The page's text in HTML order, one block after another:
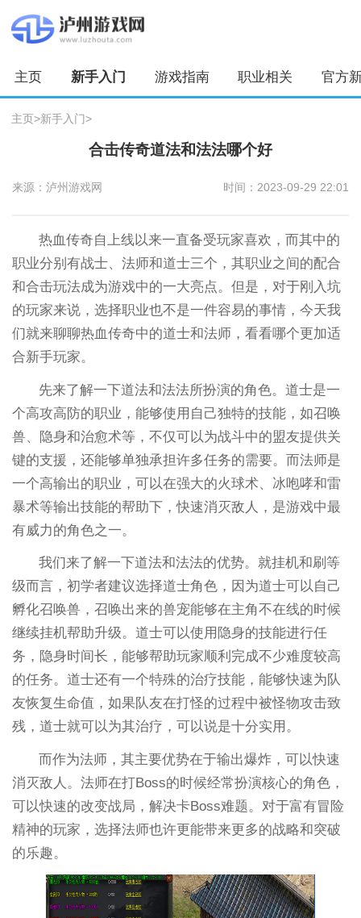
主页 新手入门 游戏指南 职业相关 官方
主页>新手入门>
合击传奇道法和法法哪个好
来源：泸州游戏网 时间：2023-09-29 22:01
热血传奇自上线以来一直备受玩家喜欢，而其中的
职业分别有战士、法师和道士三个，其职业之间的配合
和合击玩法成为游戏中的一大亮点。但是，对于刚入坑
的玩家来说，选择职业也不是一件容易的事情，今天我
们就来聊聊热血传奇中的道士和法师，看看哪个更加适
合新手玩家。
先来了解一下道法和法法所扮演的角色。道士是一
个高攻高防的职业，能够使用自己独特的技能，如召唤
兽、隐身和治愈术等，不仅可以为战斗中的盟友提供关
键的支援，还能够单独承担许多任务的需要。而法师是
一个高输出的职业，可以在强大的火球术、冰咆哮和雷
暴术等输出技能的帮助下，快速消灭敌人，是游戏中最
有威力的角色之一。
我们来了解一下道法和法法的优势。就挂机和刷等
级而言，初学者建议选择道士角色，因为道士可以自己
孵化召唤兽，召唤出来的兽宠能够在主角不在线的时候
继续挂机帮助升级。道士可以使用隐身的技能进行任
务，隐身时间长，能够帮助玩家顺利完成不少难度较高
的任务。道士还有一个特殊的治疗技能，能够快速为队
友恢复生命值，如果队友在打怪的过程中被怪物攻击致
残，道士就可以为其治疗，可以说是十分实用。
而作为法师，其主要优势在于输出爆炸，可以快速
消灭敌人。法师在打Boss的时候经常扮演核心的角色，
可以快速的改变战局，解决卡Boss难题。对于富有冒险
精神的玩家，选择法师也许更能带来更多的战略和突破
的乐趣。